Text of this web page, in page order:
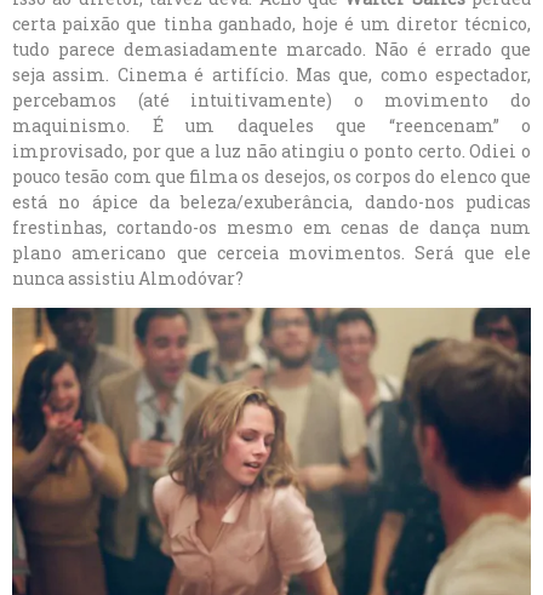
certa paixão que tinha ganhado, hoje é um diretor técnico,
tudo parece demasiadamente marcado. Não é errado que
seja assim. Cinema é artifício. Mas que, como espectador,
percebamos (até intuitivamente) o movimento do
maquinismo. É um daqueles que “reencenam” o
improvisado, por que a luz não atingiu o ponto certo. Odiei o
pouco tesão com que filma os desejos, os corpos do elenco que
está no ápice da beleza/exuberância, dando-nos pudicas
frestinhas, cortando-os mesmo em cenas de dança num
plano americano que cerceia movimentos. Será que ele
nunca assistiu Almodóvar?